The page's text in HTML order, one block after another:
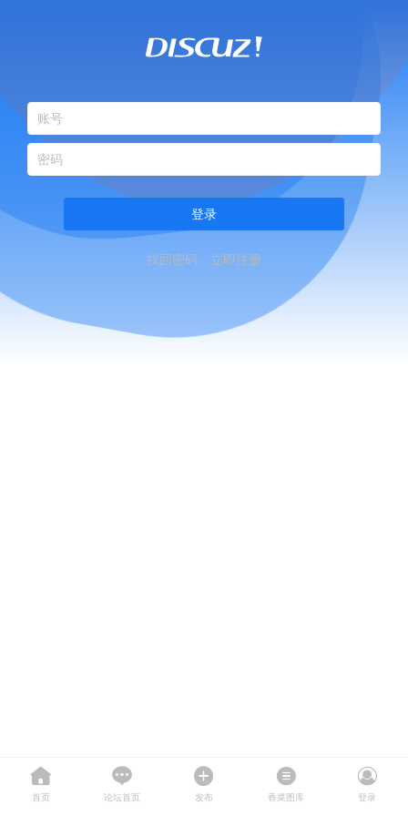
登录
找回密码 立即注册
首页 论坛首页 发布 香菜图库 登录